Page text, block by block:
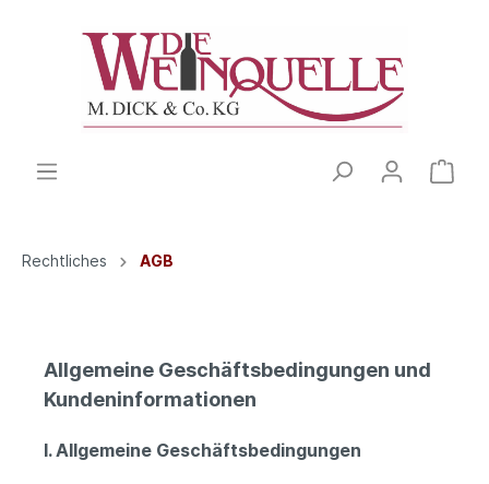
Rechtliches AGB
Allgemeine Geschäftsbedingungen und
Kundeninformationen
I. Allgemeine Geschäftsbedingungen